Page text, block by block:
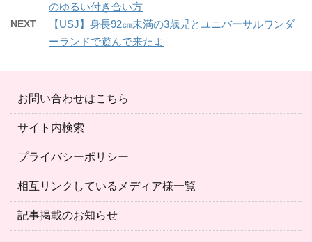
のゆるい付き合い方
NEXT
【USJ】身長92㎝未満の3歳児とユニバーサルワンダ
ーランドで遊んで来たよ
お問い合わせはこちら
サイト内検索
プライバシーポリシー
相互リンクしているメディア様一覧
記事掲載のお知らせ